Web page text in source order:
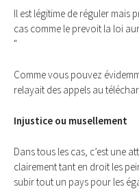
Il est légitime de réguler mais
cas comme le prevoit la loi
"
Comme vous pouvez
relayait des appels au
Injustice ou musellement
Dans tous les cas, c’est une
clairement tant en droit les
subir tout un pays pour les